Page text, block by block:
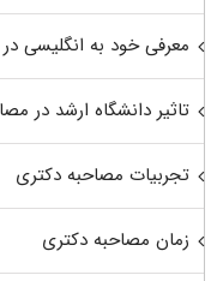
معرفی خود به انگلیسی
تاثیر دانشگاه ارشد در
تجربیات مصاحبه دکتری
زمان مصاحبه دکتری